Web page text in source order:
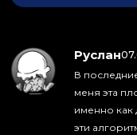
Руслан:
В
меня эта
именно как
эти